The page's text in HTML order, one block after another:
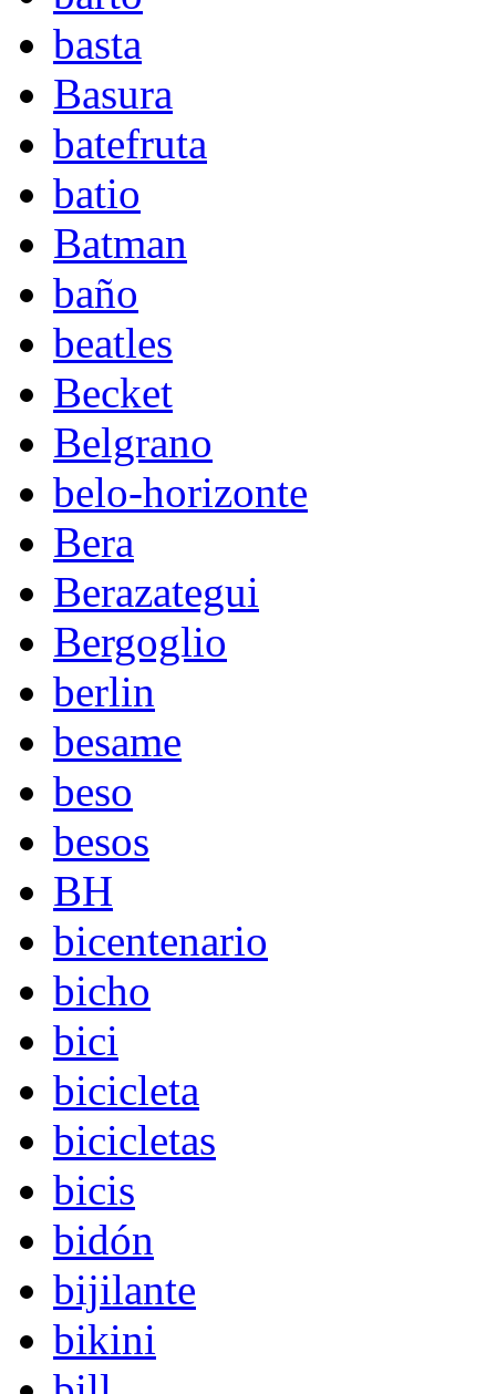
basta
Basura
batefruta
batio
Batman
baño
beatles
Becket
Belgrano
belo-horizonte
Bera
Berazategui
Bergoglio
berlin
besame
beso
besos
BH
bicentenario
bicho
bici
bicicleta
bicicletas
bicis
bidón
bijilante
bikini